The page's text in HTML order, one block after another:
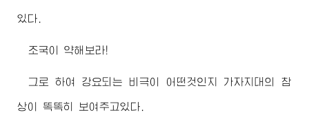
있다.
조국이 약해보라!
그로 하여 강요되는 비극이 어떤것인지 가자지대의 참
상이 똑똑히 보여주고있다.